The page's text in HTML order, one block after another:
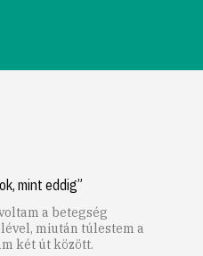
mint eddig”
a betegség
miután túlestem a
két út között.